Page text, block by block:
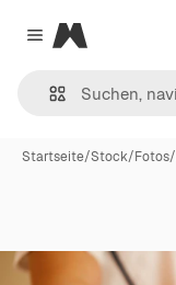
Close menu
Magnific
Startseite/Stock/Fotos/